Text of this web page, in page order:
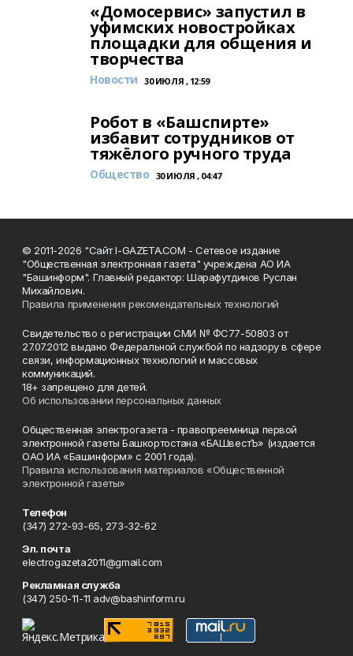
«Домосервис» запустил в
уфимских новостройках
площадки для общения и
творчества
Новости 30 ИЮЛЯ , 12:59
Робот в «Башспирте»
избавит сотрудников от
тяжёлого ручного труда
Общество 30 ИЮЛЯ , 04:47
© 2011-2026 "Сайт I-GAZETA.COM - Сетевое издание
"Общественная электронная газета" учреждена АО ИА
"Башинформ". Главный редактор: Шарафутдинов Руслан
Михайлович.
Правила применения рекомендательных технологий
Свидетельство о регистрации СМИ № ФС77-50803 от
27.07.2012 выдано Федеральной службой по надзору в сфере
связи, информационных технологий и массовых
коммуникаций.
18+ запрещено для детей.
Об использовании персональных данных
Общественная электрогазета - правопреемница первой
электронной газеты Башкортостана «БАШвестЪ» (издается
ОАО ИА «Башинформ» с 2001 года).
Правила использования материалов «Общественной
электронной газеты»
Телефон
(347) 272-93-65, 273-32-62
Эл. почта
electrogazeta2011@gmail.com
Рекламная служба
(347) 250-11-11 adv@bashinform.ru